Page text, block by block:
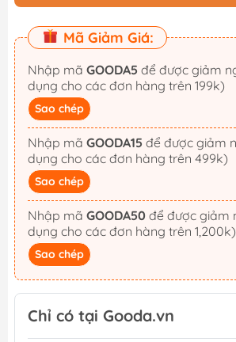
Mã Giảm Giá:
Nhập mã GOODA5
dụng cho các đơn hàng trên 199k)
Sao chép
Nhập mã GOODA15
dụng cho các đơn hàng trên 499k)
Sao chép
Nhập mã GOODA50
dụng cho các đơn hàng trên 1,200k)
Sao chép
Chỉ có tại Gooda.vn